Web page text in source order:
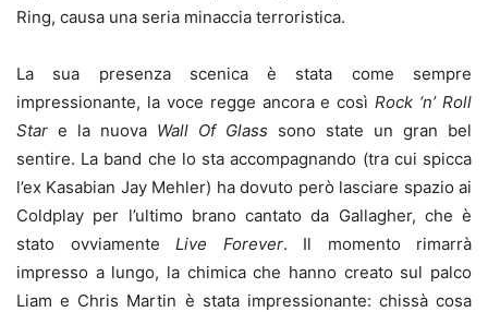
Ring, causa una seria minaccia terroristica.
La sua presenza scenica è stata come sempre
impressionante, la voce regge ancora e cosìRock ‘n’ Roll
Star e la nuova Wall Of Glass sono state un gran bel
sentire. La band che lo sta accompagnando (tra cui spicca
l’ex Kasabian Jay Mehler) ha dovuto però lasciare spazio ai
Coldplay per l’ultimo brano cantato da Gallagher, che è
stato ovviamente Live Forever. Il momento rimarrà
impresso a lungo, la chimica che hanno creato sul palco
Liam e Chris Martin è stata impressionante: chissà cosa